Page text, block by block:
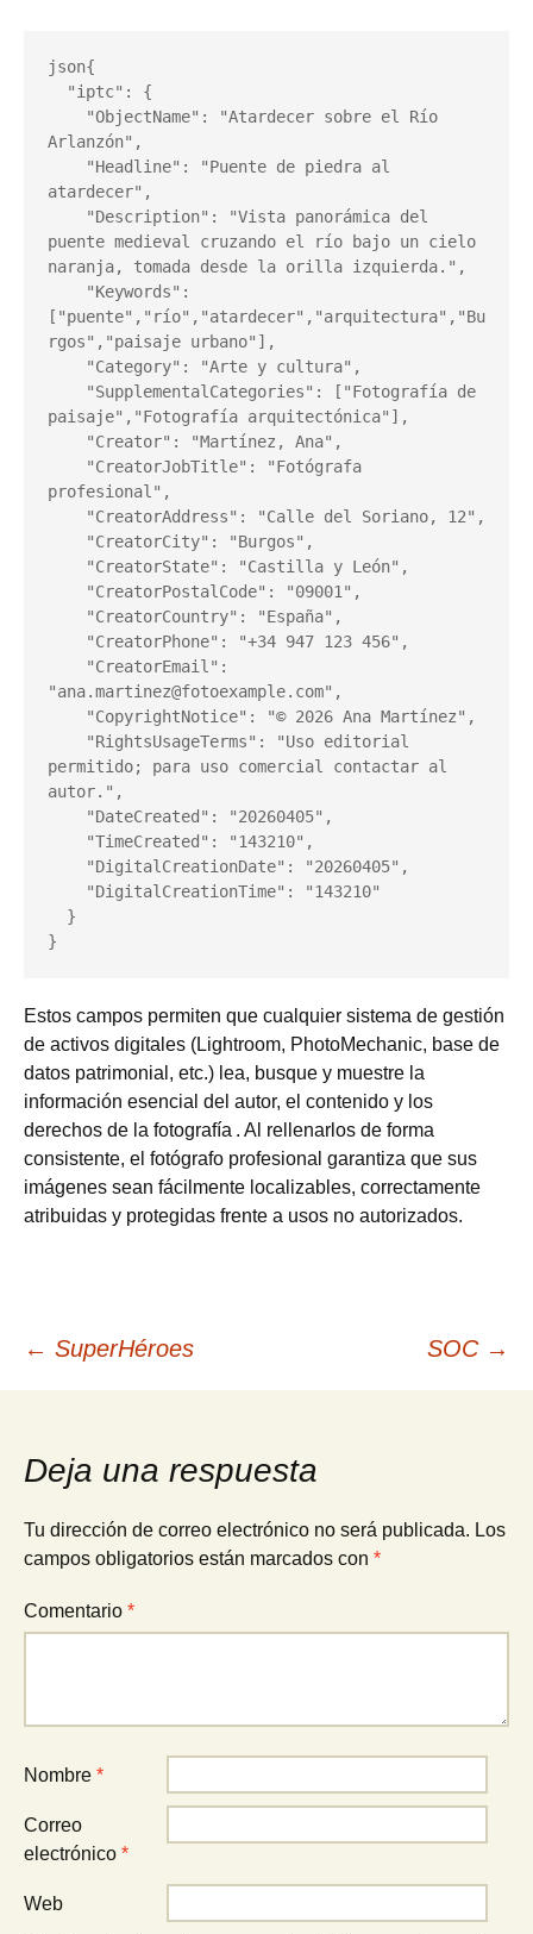
json{
Arlanzón",
atardecer",
puente medieval cruzando el río bajo un cielo
naranja, tomada desde la orilla izquierda.",
["puente","río","atardecer","arquitectura","Bu
rgos","paisaje urbano"],
paisaje","Fotografía arquitectónica"],
profesional",
"ana.martinez@fotoexample.com",
permitido; para uso comercial contactar al
autor.",
}
Estos campos permiten que cualquier sistema de gestión
de activos digitales (Lightroom, PhotoMechanic, base de
datos patrimonial, etc.) lea, busque y muestre la
información esencial del autor, el contenido y los
derechos de la fotografía . Al rellenarlos de forma
consistente, el fotógrafo profesional garantiza que sus
imágenes sean fácilmente localizables, correctamente
atribuidas y protegidas frente a usos no autorizados.
Navegación
de
entradas
← SuperHéroes SOC →
Deja una respuesta
Tu dirección de correo electrónico no será publicada. Los
campos obligatorios están marcados con *
Comentario *
Nombre *
Correo
electrónico *
Web